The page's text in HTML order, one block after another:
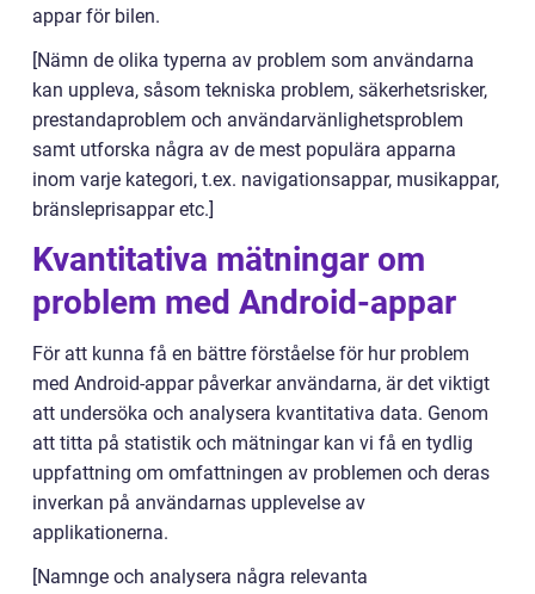
appar för bilen.
[Nämn de olika typerna av problem som användarna
kan uppleva, såsom tekniska problem, säkerhetsrisker,
prestandaproblem och användarvänlighetsproblem
samt utforska några av de mest populära apparna
inom varje kategori, t.ex. navigationsappar, musikappar,
bränsleprisappar etc.]
Kvantitativa mätningar om
problem med Android-appar
För att kunna få en bättre förståelse för hur problem
med Android-appar påverkar användarna, är det viktigt
att undersöka och analysera kvantitativa data. Genom
att titta på statistik och mätningar kan vi få en tydlig
uppfattning om omfattningen av problemen och deras
inverkan på användarnas upplevelse av
applikationerna.
[Namnge och analysera några relevanta